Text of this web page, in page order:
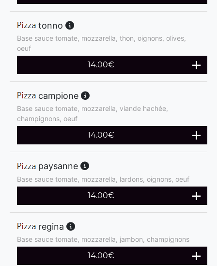
tonno
Base sauce tomate, mozzarella, thon, oignons, olives,
oeuf
14.00€
campione
Base sauce tomate, mozzarella, viande hachée,
champignons, oeuf
14.00€
paysanne
Base sauce tomate, mozzarella, lardons, oignons, oeuf
14.00€
regina
Base sauce tomate, mozzarella, jambon, champignons
14.00€